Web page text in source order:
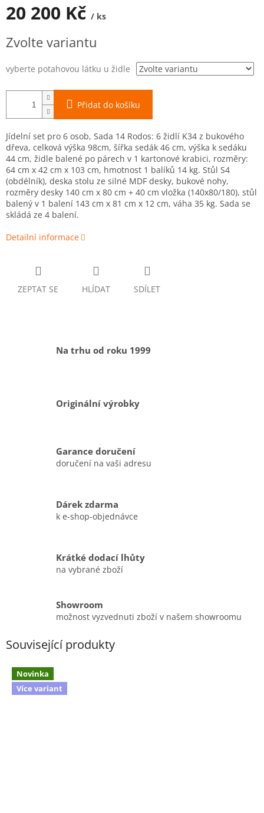
20 200 Kč / ks
cena:
Zvolte variantu
vyberte potahovou látku u židle
Přidat do košíku
Jídelní set pro 6 osob, Sada 14 Rodos: 6 židlí K34 z bukového
dřeva, celková výška 98cm, šířka sedák 46 cm, výška k sedáku
44 cm, židle balené po párech v 1 kartonové krabici, rozměry:
64 cm x 42 cm x 103 cm, hmotnost 1 balíků 14 kg. Stůl S4
(obdélník), deska stolu ze silné MDF desky, bukové nohy,
rozměry desky 140 cm x 80 cm + 40 cm vložka (140x80/180), stůl
balený v 1 balení 143 cm x 81 cm x 12 cm, váha 35 kg. Sada se
skládá ze 4 balení.
Detailní informace
ZEPTAT SE HLÍDAT SDÍLET
Na trhu od roku 1999
Originální výrobky
Garance doručení
doručení na vaši adresu
Dárek zdarma
k e-shop-objednávce
Krátké dodací lhůty
na vybrané zboží
Showroom
možnost vyzvednuti zboží v našem showroomu
Související produkty
Novinka
Více variant